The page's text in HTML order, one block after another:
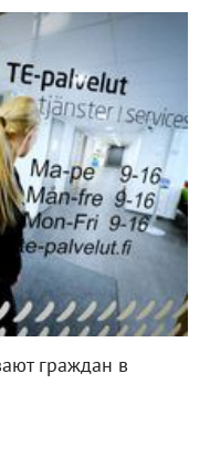
граждан в